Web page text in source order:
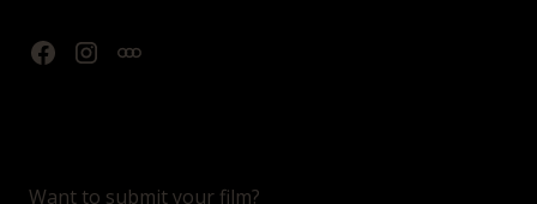
Want to submit your film?